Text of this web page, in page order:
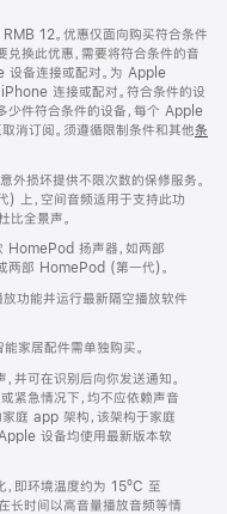
RMB 12。优惠仅面向购买符合条件
换此优惠，需要将符合条件的音
备连接或配对。为 Apple
连接或配对。符合条件的设
少件符合条件的设备，每个 Apple
消订阅。须遵循限制条件和其他条
损坏提供不限次数的保修服务。
，空间音频适用于支持此功
比全景声。
扬声器，如两部
部 HomePod (第一代)。
功能并运行最新隔空播放软件
家居配件需单独购买。
并可在识别后向你发送通知。
紧急情况下，均不应依赖声音
庭 app 架构，该架构于家庭
设备均使用最新版本软
即环境温度约为 15ºC 至
长时间以高音量播放音频等情